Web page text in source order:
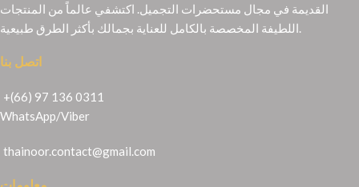
القديمة في مجال مستحضرات التجميل. اكتشفي عالماً من المنتجات
اللطيفة المخصصة بالكامل للعناية بجمالك بأكثر الطرق طبيعية.
اتصل بنا
+(66) 97 136 0311
WhatsApp/Viber
thainoor.contact@gmail.com